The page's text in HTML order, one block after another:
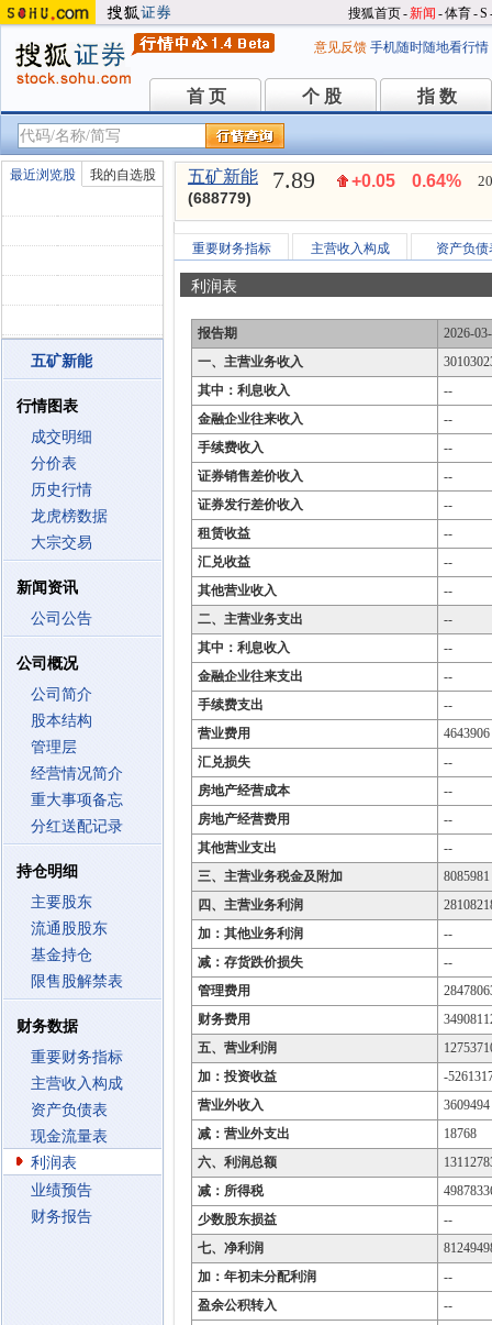
搜狐首页-新闻 -体育-S
意见反馈 手机随时随地看行情
首 页
首 页 个 股
个 股 指 数
指 数
最近浏览股 我的自选股
五矿新能
行情图表
成交明细
分价表
历史行情
龙虎榜数据
大宗交易
新闻资讯
公司公告
公司概况
公司简介
股本结构
管理层
经营情况简介
重大事项备忘
分红送配记录
持仓明细
主要股东
流通股股东
基金持仓
限售股解禁表
财务数据
重要财务指标
主营收入构成
资产负债表
现金流量表
利润表
业绩预告
财务报告
五矿新能
(688779)
7.89 +0.05 0.64%
重要财务指标 主营收入构成 资产负债
利润表
报告期
2026-
一、主营业务收入
其中：利息收入
--
金融企业往来收入
--
手续费收入
--
证券销售差价收入
--
证券发行差价收入
--
租赁收益
--
汇兑收益
--
其他营业收入
--
二、主营业务支出
--
其中：利息收入
--
金融企业往来支出
--
手续费支出
--
营业费用
4643906
汇兑损失
--
房地产经营成本
--
房地产经营费用
--
其他营业支出
--
三、主营业务税金及附加
8085981
四、主营业务利润
加：其他业务利润
--
减：存货跌价损失
--
管理费用
财务费用
五、营业利润
加：投资收益
-
营业外收入
3609494
减：营业外支出
18768
六、利润总额
减：所得税
少数股东损益
--
七、净利润
加：年初未分配利润
--
盈余公积转入
--